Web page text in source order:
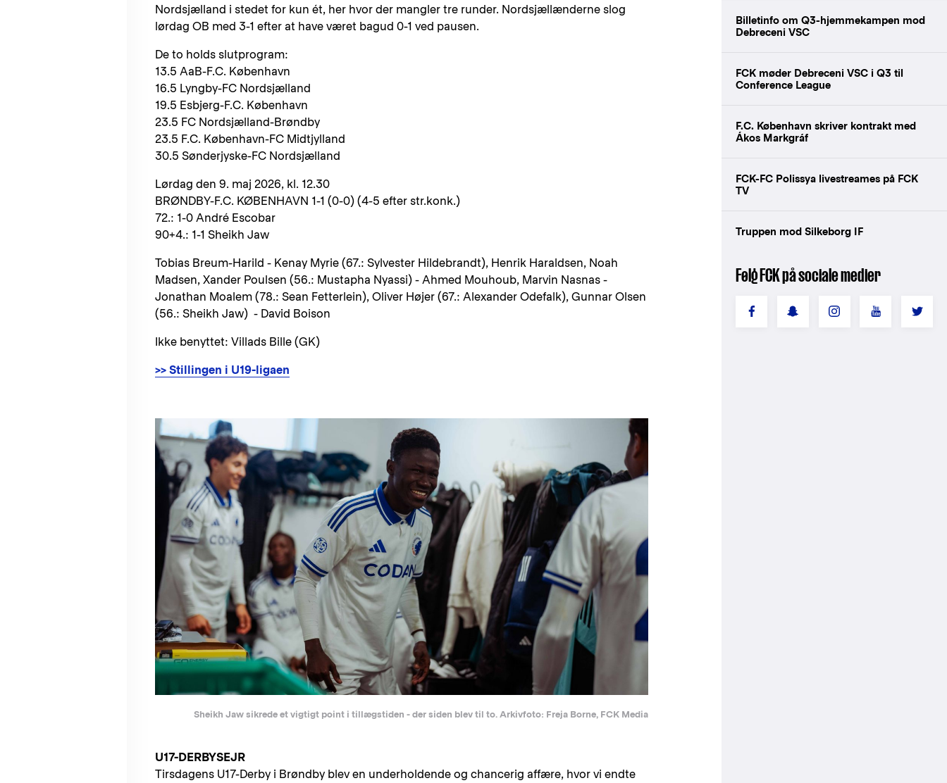
Nordsjælland i stedet for kun ét, her hvor der mangler tre runder. Nordsjællænderne slog
lørdag OB med 3-1 efter at have været bagud 0-1 ved pausen.
De to holds slutprogram:
13.5 AaB-F.C. København
16.5 Lyngby-FC Nordsjælland
19.5 Esbjerg-F.C. København
23.5 FC Nordsjælland-Brøndby
23.5 F.C. København-FC Midtjylland
30.5 Sønderjyske-FC Nordsjælland
Lørdag den 9. maj 2026, kl. 12.30
BRØNDBY-F.C. KØBENHAVN 1-1 (0-0) (4-5 efter str.konk.)
72.: 1-0 André Escobar
90+4.: 1-1 Sheikh Jaw
Tobias Breum-Harild - Kenay Myrie (67.: Sylvester Hildebrandt), Henrik Haraldsen, Noah
Madsen, Xander Poulsen (56.: Mustapha Nyassi) - Ahmed Mouhoub, Marvin Nasnas -
Jonathan Moalem (78.: Sean Fetterlein), Oliver Højer (67.: Alexander Odefalk), Gunnar Olsen
(56.: Sheikh Jaw) - David Boison
Ikke benyttet: Villads Bille (GK)
>> Stillingen i U19-ligaen
Sheikh Jaw sikrede et vigtigt point i tillægstiden - der siden blev til to. Arkivfoto: Freja Borne, FCK Media
U17-DERBYSEJR
Tirsdagens U17-Derby i Brøndby blev en underholdende og chancerig affære, hvor vi endte
Billetinfo om Q3-hjemmekampen mod
Debreceni VSC
FCK møder Debreceni VSC i Q3 til
Conference League
F.C. København skriver kontrakt med
Ákos Markgráf
FCK-FC Polissya livestreames på FCK
TV
Truppen mod Silkeborg IF
Følg FCK på sociale medier